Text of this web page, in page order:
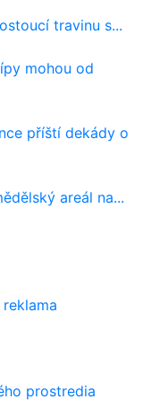
travinu s...
mohou od
příští dekády o
areál na...
prostredia